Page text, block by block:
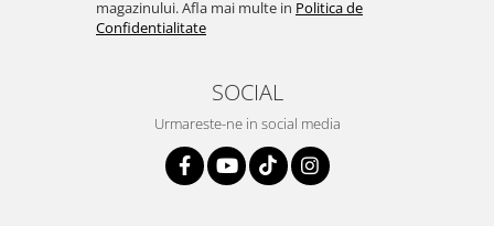
magazinului. Afla mai multe in Politica de
Confidentialitate
SOCIAL
Urmareste-ne in social media